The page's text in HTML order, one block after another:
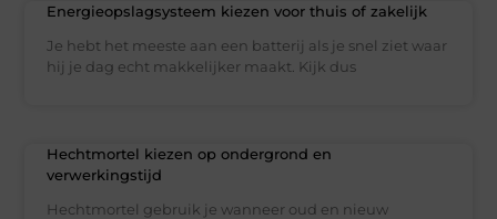
Energieopslagsysteem kiezen voor thuis of zakelijk
Je hebt het meeste aan een batterij als je snel ziet waar
hij je dag echt makkelijker maakt. Kijk dus
Hechtmortel kiezen op ondergrond en
verwerkingstijd
Hechtmortel gebruik je wanneer oud en nieuw